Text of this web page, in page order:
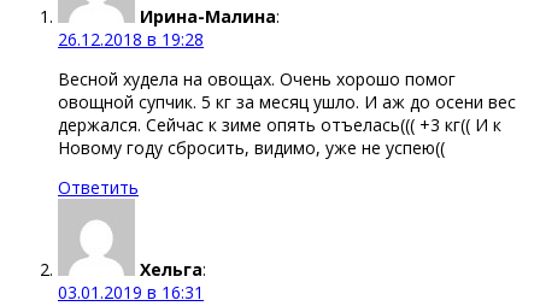
Ирина-Малина:
26.12.2018 в 19:28
Весной худела на овощах. Очень хорошо помог
овощной супчик. 5 кг за месяц ушло. И аж до осени вес
держался. Сейчас к зиме опять отъелась((( +3 кг(( И к
Новому году сбросить, видимо, уже не успею((
Ответить
Хельга:
03.01.2019 в 16:31